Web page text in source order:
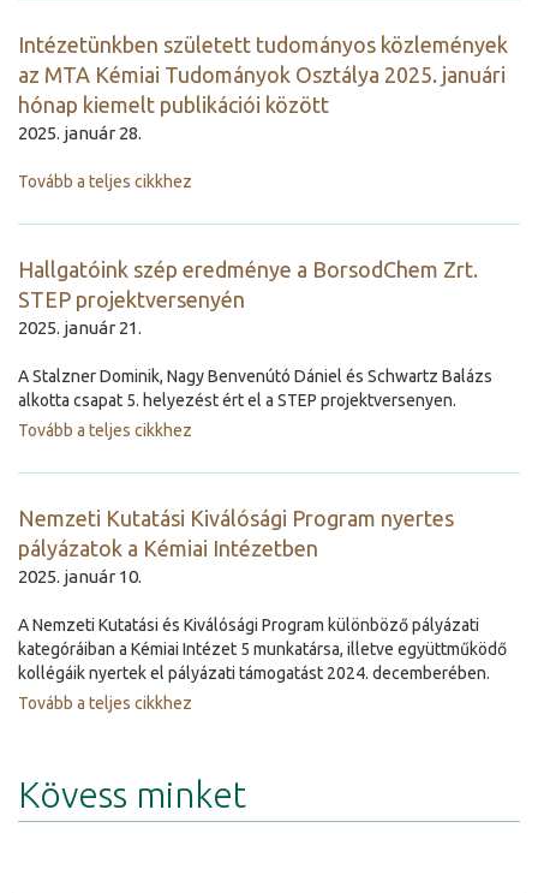
Intézetünkben született tudományos közlemények
az MTA Kémiai Tudományok Osztálya 2025. januári
hónap kiemelt publikációi között
2025. január 28.
Tovább a teljes cikkhez
Hallgatóink szép eredménye a BorsodChem Zrt.
STEP projektversenyén
2025. január 21.
A Stalzner Dominik, Nagy Benvenútó Dániel és Schwartz Balázs
alkotta csapat 5. helyezést ért el a STEP projektversenyen.
Tovább a teljes cikkhez
Nemzeti Kutatási Kiválósági Program nyertes
pályázatok a Kémiai Intézetben
2025. január 10.
A Nemzeti Kutatási és Kiválósági Program különböző pályázati
kategóráiban a Kémiai Intézet 5 munkatársa, illetve együttműködő
kollégáik nyertek el pályázati támogatást 2024. decemberében.
Tovább a teljes cikkhez
Kövess minket